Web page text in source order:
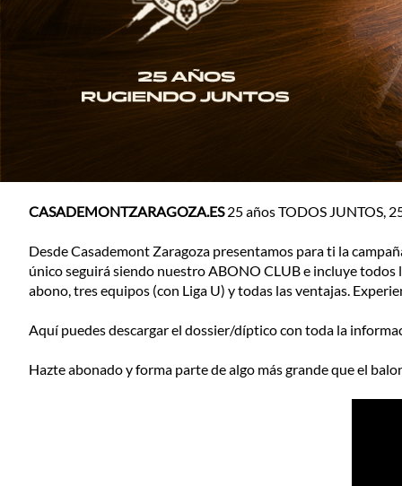
CASADEMONTZARAGOZA.ES25 años TODOS JUNTOS,
Desde Casademont Zaragoza presentamos para ti la
único seguirá siendo nuestro ABONO CLUB e incluye
abono, tres equipos (con Liga U) y todas las ventajas.
Aquí puedes descargar el dossier/díptico con toda la
Hazte abonado y forma parte de algo más grande que el